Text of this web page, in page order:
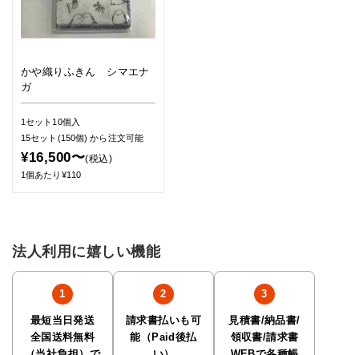
かや織りふきん シマエナ
ガ
1セット10個入
15セット(150個)から注文可能
¥16,500〜(税込)
1個あたり¥110
法人利用に嬉しい機能
最短当日発送
全国送料無料
請求書払いも可
能（Paid後払
見積書/納品書/
領収書/請求書